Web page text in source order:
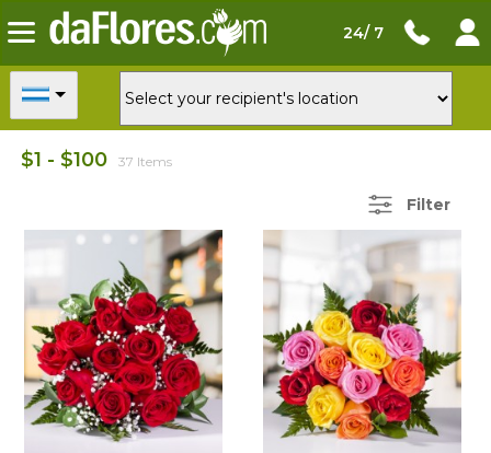
24/ 7
$1 - $100 37 Items
Filter